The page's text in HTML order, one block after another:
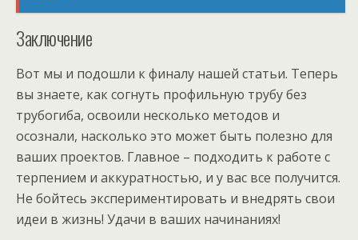
Заключение
Вот мы и подошли к финалу нашей статьи. Теперь
вы знаете, как согнуть профильную трубу без
трубогиба, освоили несколько методов и
осознали, насколько это может быть полезно для
ваших проектов. Главное – подходить к работе с
терпением и аккуратностью, и у вас все получится.
Не бойтесь экспериментировать и внедрять свои
идеи в жизнь! Удачи в ваших начинаниях!